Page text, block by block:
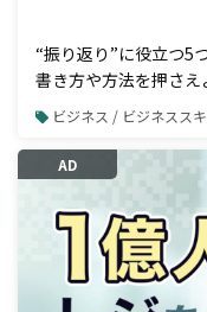
“振り返り”に役立つ5
書き方や方法を押さえ
ビジネス / ビジネスス
AD